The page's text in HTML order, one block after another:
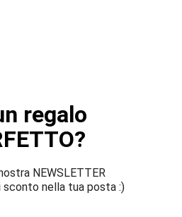
regalo
NEWSLETTER
sconto nella tua posta :)